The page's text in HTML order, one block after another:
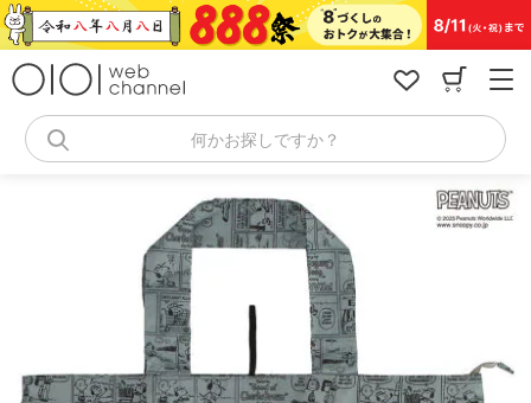
コ
ン
何かお探しですか？